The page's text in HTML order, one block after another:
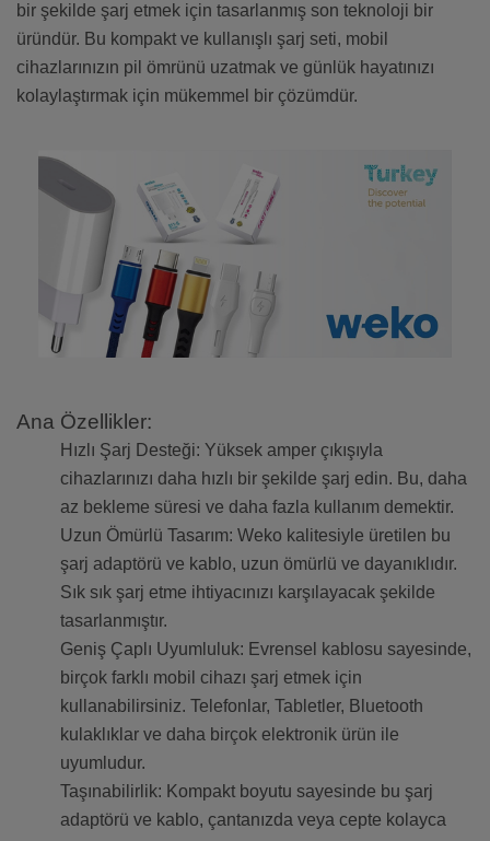
bir şekilde şarj etmek için tasarlanmış son teknoloji bir
üründür. Bu kompakt ve kullanışlı şarj seti, mobil
cihazlarınızın pil ömrünü uzatmak ve günlük hayatınızı
kolaylaştırmak için mükemmel bir çözümdür.
Ana Özellikler:
Hızlı Şarj Desteği: Yüksek amper çıkışıyla
cihazlarınızı daha hızlı bir şekilde şarj edin. Bu, daha
az bekleme süresi ve daha fazla kullanım demektir.
Uzun Ömürlü Tasarım: Weko kalitesiyle üretilen bu
şarj adaptörü ve kablo, uzun ömürlü ve dayanıklıdır.
Sık sık şarj etme ihtiyacınızı karşılayacak şekilde
tasarlanmıştır.
Geniş Çaplı Uyumluluk: Evrensel kablosu sayesinde,
birçok farklı mobil cihazı şarj etmek için
kullanabilirsiniz. Telefonlar, Tabletler, Bluetooth
kulaklıklar ve daha birçok elektronik ürün ile
uyumludur.
Taşınabilirlik: Kompakt boyutu sayesinde bu şarj
adaptörü ve kablo, çantanızda veya cepte kolayca